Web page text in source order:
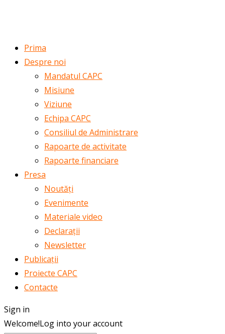
Prima
Despre noi
Mandatul CAPC
Misiune
Viziune
Echipa CAPC
Consiliul de Administrare
Rapoarte de activitate
Rapoarte financiare
Presa
Noutăți
Evenimente
Materiale video
Declarații
Newsletter
Publicații
Proiecte CAPC
Contacte
Sign in
Welcome!Log into your account